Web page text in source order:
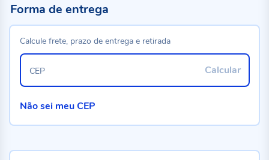
Forma de entrega
Calcule frete, prazo de entrega e retirada
Calcular
CEP
Não sei meu CEP